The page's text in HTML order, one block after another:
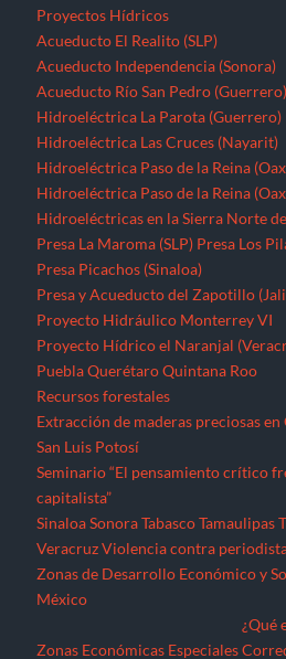
Proyectos Hídricos
Acueducto El Realito (SLP)
Acueducto Independencia (Sonora)
Acueducto Río San Pedro (Guerrero)
Hidroeléctrica La Parota (Guerrero)
Hidroeléctrica Las Cruces (Nayarit)
Hidroeléctrica Paso de la Reina
Hidroeléctrica Paso de la Reina
Hidroeléctricas en la Sierra Norte
Presa La Maroma (SLP) Presa Los
Presa Picachos (Sinaloa)
Presa y Acueducto del Zapotillo
Proyecto Hidráulico Monterrey VI
Proyecto Hídrico el Naranjal
Puebla Querétaro Quintana Roo
Recursos forestales
Extracción de maderas preciosas
San Luis Potosí
Seminario “El pensamiento crítico
capitalista”
Sinaloa Sonora Tabasco Tamaulipas
Veracruz Violencia contra
Zonas de Desarrollo Económico y
México
Zonas Económicas Especiales
¿Qué